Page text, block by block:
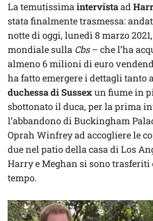
La temutissimaintervistaad
stata finalmente trasmessa:
notte di oggi, lunedì 8 marzo
mondiale sulla Cbs– che l’ha
almeno 6 milioni di euro
ha fatto emergere i dettagli tanto
duchessa di Sussexun fiume in
sbottonato il duca, per la prima
l’abbandono di Buckingham
Oprah Winfrey ad accogliere le
due nel patio della casa di Los
Harry e Meghan si sono trasferiti
tempo.